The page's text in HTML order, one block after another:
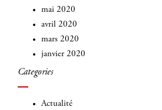
mai 2020
avril 2020
mars 2020
janvier 2020
Categories
Actualité